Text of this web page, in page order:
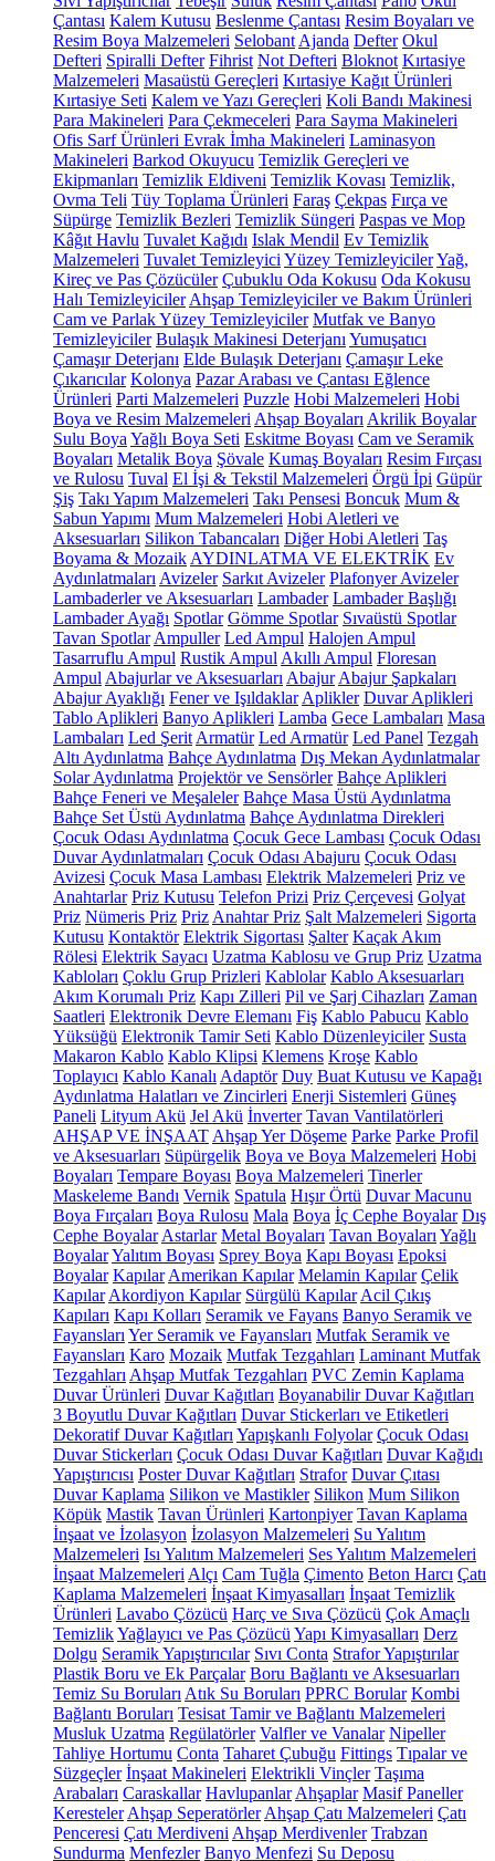
Çantası Kalem Kutusu Beslenme Çantası Resim Boyaları ve
Resim Boya Malzemeleri Selobant Ajanda Defter Okul
Defteri Spiralli Defter Fihrist Not Defteri Bloknot Kırtasiye
Malzemeleri Masaüstü Gereçleri Kırtasiye Kağıt Ürünleri
Kırtasiye Seti Kalem ve Yazı Gereçleri Koli Bandı Makinesi
Para Makineleri Para Çekmeceleri Para Sayma Makineleri
Ofis Sarf Ürünleri Evrak İmha Makineleri Laminasyon
Makineleri Barkod Okuyucu Temizlik Gereçleri ve
Ekipmanları Temizlik Eldiveni Temizlik Kovası Temizlik,
Ovma Teli Tüy Toplama Ürünleri Faraş Çekpas Fırça ve
Süpürge Temizlik Bezleri Temizlik Süngeri Paspas ve Mop
Kâğıt Havlu Tuvalet Kağıdı Islak Mendil Ev Temizlik
Malzemeleri Tuvalet Temizleyici Yüzey TemizleyicilerYağ,
Kireç ve Pas Çözücüler Çubuklu Oda Kokusu Oda Kokusu
Halı Temizleyiciler Ahşap Temizleyiciler ve Bakım Ürünleri
Cam ve Parlak Yüzey Temizleyiciler Mutfak ve Banyo
Temizleyiciler Bulaşık Makinesi Deterjanı Yumuşatıcı
Çamaşır Deterjanı Elde Bulaşık Deterjanı Çamaşır Leke
Çıkarıcılar Kolonya Pazar Arabası ve Çantası Eğlence
Ürünleri Parti Malzemeleri Puzzle Hobi Malzemeleri Hobi
Boya ve Resim Malzemeleri Ahşap Boyaları Akrilik Boyalar
Sulu Boya Yağlı Boya Seti Eskitme Boyası Cam ve Seramik
Boyaları Metalik Boya Şövale Kumaş Boyaları Resim Fırçası
ve Rulosu Tuval El İşi & Tekstil Malzemeleri Örgü İpi Güpür
Şiş Takı Yapım Malzemeleri Takı Pensesi Boncuk Mum &
Sabun Yapımı Mum Malzemeleri Hobi Aletleri ve
Aksesuarları Silikon Tabancaları Diğer Hobi Aletleri Taş
Boyama & Mozaik AYDINLATMA VE ELEKTRİK Ev
Aydınlatmaları Avizeler Sarkıt Avizeler Plafonyer Avizeler
Lambaderler ve Aksesuarları Lambader Lambader Başlığı
Lambader Ayağı Spotlar Gömme Spotlar Sıvaüstü Spotlar
Tavan Spotlar Ampuller Led Ampul Halojen Ampul
Tasarruflu Ampul Rustik Ampul Akıllı Ampul Floresan
Ampul Abajurlar ve Aksesuarları Abajur Abajur Şapkaları
Abajur Ayaklığı Fener ve Işıldaklar Aplikler Duvar Aplikleri
Tablo Aplikleri Banyo Aplikleri Lamba Gece Lambaları Masa
Lambaları Led Şerit Armatür Led Armatür Led Panel Tezgah
Altı Aydınlatma Bahçe Aydınlatma Dış Mekan Aydınlatmalar
Solar Aydınlatma Projektör ve Sensörler Bahçe Aplikleri
Bahçe Feneri ve Meşaleler Bahçe Masa Üstü Aydınlatma
Bahçe Set Üstü Aydınlatma Bahçe Aydınlatma Direkleri
Çocuk Odası Aydınlatma Çocuk Gece Lambası Çocuk Odası
Duvar Aydınlatmaları Çocuk Odası Abajuru Çocuk Odası
Avizesi Çocuk Masa Lambası Elektrik Malzemeleri Priz ve
Anahtarlar Priz Kutusu Telefon Prizi Priz Çerçevesi Golyat
Priz Nümeris Priz Priz Anahtar Priz Şalt Malzemeleri Sigorta
Kutusu Kontaktör Elektrik Sigortası Şalter Kaçak Akım
Rölesi Elektrik Sayacı Uzatma Kablosu ve Grup Priz Uzatma
Kabloları Çoklu Grup Prizleri Kablolar Kablo Aksesuarları
Akım Korumalı Priz Kapı Zilleri Pil ve Şarj Cihazları Zaman
Saatleri Elektronik Devre Elemanı Fiş Kablo Pabucu Kablo
Yüksüğü Elektronik Tamir Seti Kablo Düzenleyiciler Susta
Makaron Kablo Kablo Klipsi Klemens Kroşe Kablo
Toplayıcı Kablo Kanalı Adaptör Duy Buat Kutusu ve Kapağı
Aydınlatma Halatları ve Zincirleri Enerji Sistemleri Güneş
Paneli Lityum Akü Jel Akü İnverter Tavan Vantilatörleri
AHŞAP VE İNŞAAT Ahşap Yer Döşeme Parke Parke Profil
ve Aksesuarları Süpürgelik Boya ve Boya Malzemeleri Hobi
Boyaları Tempare Boyası Boya Malzemeleri Tinerler
Maskeleme Bandı Vernik Spatula Hışır Örtü Duvar Macunu
Boya Fırçaları Boya Rulosu Mala Boya İç Cephe Boyalar Dış
Cephe Boyalar Astarlar Metal Boyaları Tavan Boyaları Yağlı
BoyalarYalıtım Boyası Sprey Boya Kapı Boyası Epoksi
Boyalar Kapılar Amerikan Kapılar Melamin Kapılar Çelik
Kapılar Akordiyon Kapılar Sürgülü Kapılar Acil Çıkış
Kapıları Kapı Kolları Seramik ve Fayans Banyo Seramik ve
Fayansları Yer Seramik ve Fayansları Mutfak Seramik ve
Fayansları Karo Mozaik Mutfak Tezgahları Laminant Mutfak
Tezgahları Ahşap Mutfak Tezgahları PVC Zemin Kaplama
Duvar Ürünleri Duvar Kağıtları Boyanabilir Duvar Kağıtları
3 Boyutlu Duvar Kağıtları Duvar Stickerları ve Etiketleri
Dekoratif Duvar Kağıtları Yapışkanlı Folyolar Çocuk Odası
Duvar Stickerları Çocuk Odası Duvar Kağıtları Duvar Kağıdı
Yapıştırıcısı Poster Duvar Kağıtları Strafor Duvar Çıtası
Duvar Kaplama Silikon ve Mastikler Silikon Mum Silikon
Köpük Mastik Tavan Ürünleri Kartonpiyer Tavan Kaplama
İnşaat ve İzolasyon İzolasyon Malzemeleri Su Yalıtım
Malzemeleri Isı Yalıtım Malzemeleri Ses Yalıtım Malzemeleri
İnşaat Malzemeleri Alçı Cam Tuğla Çimento Beton Harcı Çatı
Kaplama Malzemeleri İnşaat Kimyasalları İnşaat Temizlik
Ürünleri Lavabo Çözücü Harç ve Sıva Çözücü Çok Amaçlı
TemizlikYağlayıcı ve Pas Çözücü Yapı Kimyasalları Derz
Dolgu Seramik Yapıştırıcılar Sıvı Conta Strafor Yapıştırılar
Plastik Boru ve Ek Parçalar Boru Bağlantı ve Aksesuarları
Temiz Su Boruları Atık Su Boruları PPRC Borular Kombi
Bağlantı Boruları Tesisat Tamir ve Bağlantı Malzemeleri
Musluk Uzatma Regülatörler Valfler ve Vanalar Nipeller
Tahliye Hortumu Conta Taharet Çubuğu Fittings Tıpalar ve
Süzgeçler İnşaat Makineleri Elektrikli Vinçler Taşıma
Arabaları Caraskallar Havlupanlar Ahşaplar Masif Paneller
Keresteler Ahşap Seperatörler Ahşap Çatı Malzemeleri Çatı
Penceresi Çatı Merdiveni Ahşap Merdivenler Trabzan
Sundurma Menfezler Banyo Menfezi Su Deposu